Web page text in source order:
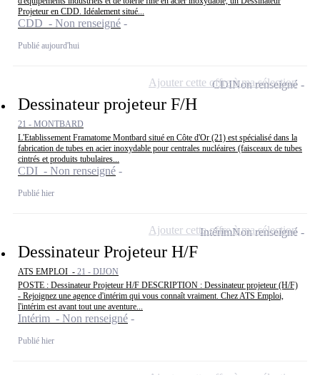
Projeteur en CDD. Idéalement situé...
CDD - Non renseigné
Publié aujourd'hui
Dessinateur projeteur F/H
21 - MONTBARD
L'Etablissement Framatome Montbard situé en Côte d'Or (21) est spécialisé dans la
fabrication de tubes en acier inoxydable pour centrales nucléaires (faisceaux de tubes
cintrés et produits tubulaires...
CDI - Non renseigné
Publié hier
CDINon renseigné
Ajouter cette offre à ma sélection
Dessinateur Projeteur H/F
ATS EMPLOI - 21 - DIJON
POSTE : Dessinateur Projeteur H/F DESCRIPTION : Dessinateur projeteur (H/F)
- Rejoignez une agence d'intérim qui vous connaît vraiment. Chez ATS Emploi,
l'intérim est avant tout une aventure...
Intérim - Non renseigné
Publié hier
IntérimNon renseigné
Ajouter cette offre à ma sélection